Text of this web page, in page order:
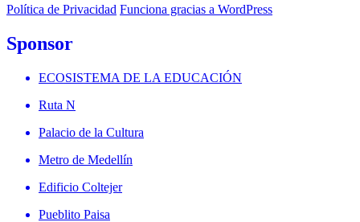
Política de Privacidad Funciona gracias a WordPress
Sponsor
ECOSISTEMA DE LA EDUCACIÓN
Ruta N
Palacio de la Cultura
Metro de Medellín
Edificio Coltejer
Pueblito Paisa